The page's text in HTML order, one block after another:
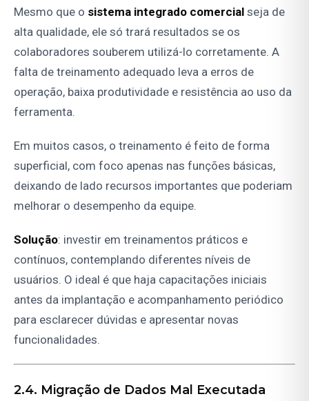
Mesmo que o sistema integrado comercial seja de
alta qualidade, ele só trará resultados se os
colaboradores souberem utilizá-lo corretamente. A
falta de treinamento adequado leva a erros de
operação, baixa produtividade e resistência ao uso da
ferramenta.
Em muitos casos, o treinamento é feito de forma
superficial, com foco apenas nas funções básicas,
deixando de lado recursos importantes que poderiam
melhorar o desempenho da equipe.
Solução: investir em treinamentos práticos e
contínuos, contemplando diferentes níveis de
usuários. O ideal é que haja capacitações iniciais
antes da implantação e acompanhamento periódico
para esclarecer dúvidas e apresentar novas
funcionalidades.
2.4. Migração de Dados Mal Executada